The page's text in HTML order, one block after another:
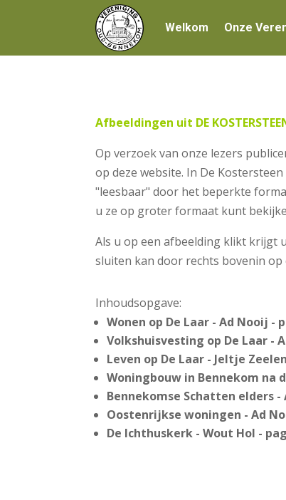
Welkom Onze
Afbeeldingen uit DE
Op verzoek van onze lezers
op deze website. In De
"leesbaar" door het beperkte
u ze op groter formaat kunt
Als u op een afbeelding klikt krijgt
sluiten kan door rechts bovenin op
Inhoudsopgave:
Wonen op De Laar - Ad Nooij -
Volkshuisvesting op De Laar -
Leven op De Laar - Jeltje
Woningbouw in Bennekom na
Bennekomse Schatten elders
Oostenrijkse woningen - Ad
De Ichthuskerk - Wout Hol -